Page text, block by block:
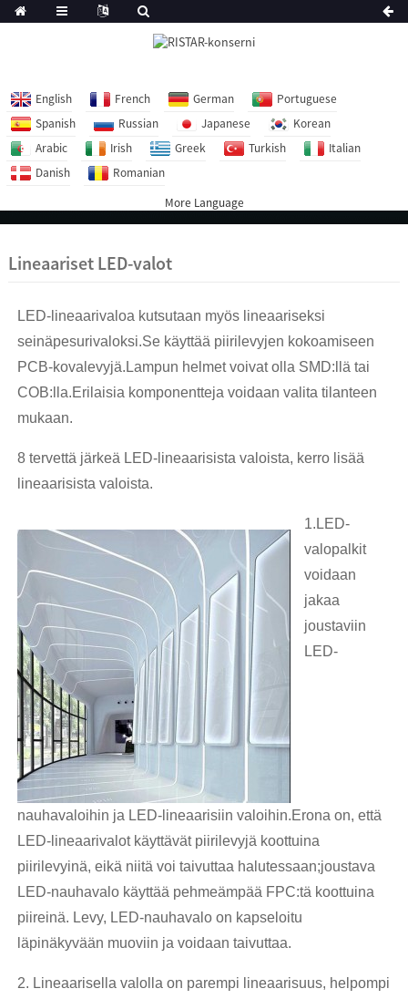
English French German
Portuguese
Spanish
Russian Japanese
Korean
Arabic
Irish Greek Turkish
Italian
Danish
Romanian
More Language
Lineaariset LED-valot
LED-lineaarivaloa kutsutaan myös lineaariseksi
seinäpesurivaloksi.Se käyttää piirilevyjen kokoamiseen
PCB-kovalevyjä.Lampun helmet voivat olla SMD:llä tai
COB:lla.Erilaisia ​​komponentteja voidaan valita tilanteen
mukaan.
8 tervettä järkeä LED-lineaarisista valoista, kerro lisää
lineaarisista valoista.
1.LED-
valopalkit
voidaan
jakaa
joustaviin
LED-
nauhavaloihin ja LED-lineaarisiin valoihin.Erona on, että
LED-lineaarivalot käyttävät piirilevyjä koottuina
piirilevyinä, eikä niitä voi taivuttaa halutessaan;joustava
LED-nauhavalo käyttää pehmeämpää FPC:tä koottuina
piireinä. Levy, LED-nauhavalo on kapseloitu
läpinäkyvään muoviin ja voidaan taivuttaa.
2. Lineaarisella valolla on parempi lineaarisuus, helpompi